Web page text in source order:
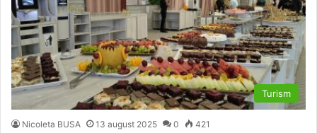
Turism
Nicoleta BUSA 13 august 2025 0 421